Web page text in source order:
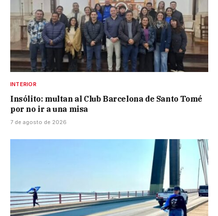
INTERIOR
Insólito: multan al Club Barcelona de Santo Tomé
por no ir a una misa
7 de agosto de 2026